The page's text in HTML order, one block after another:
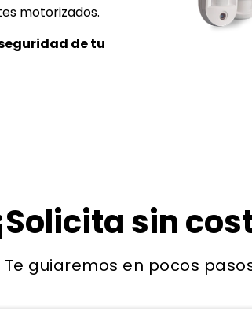
motorizados.
de tu
sin
Te guiaremos en pocos